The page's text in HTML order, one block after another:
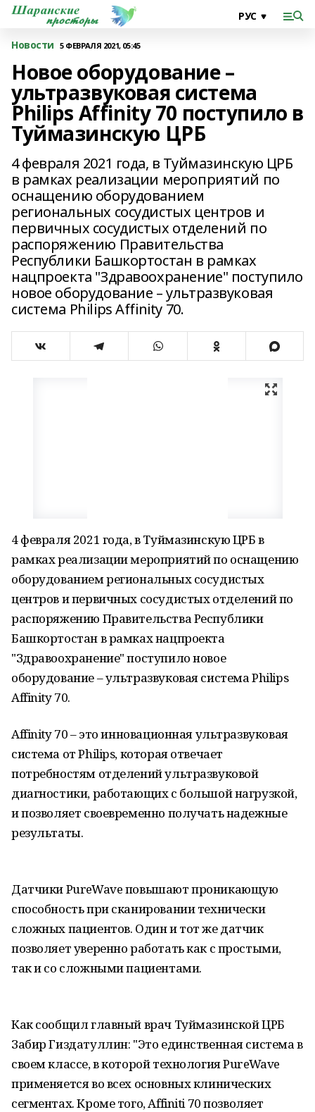
Новости 5 ФЕВРАЛЯ 2021, 05:45
Новое оборудование –
ультразвуковая система
Philips Affinity 70 поступило в
Туймазинскую ЦРБ
4 февраля 2021 года, в Туймазинскую ЦРБ
в рамках реализации мероприятий по
оснащению оборудованием
региональных сосудистых центров и
первичных сосудистых отделений по
распоряжению Правительства
Республики Башкортостан в рамках
нацпроекта "Здравоохранение" поступило
новое оборудование – ультразвуковая
система Philips Affinity 70.
4 февраля 2021 года, в Туймазинскую ЦРБ в
рамках реализации мероприятий по оснащению
оборудованием региональных сосудистых
центров и первичных сосудистых отделений по
распоряжению Правительства Республики
Башкортостан в рамках нацпроекта
"Здравоохранение" поступило новое
оборудование – ультразвуковая система Philips
Affinity 70.
Affinity 70 – это инновационная ультразвуковая
система от Philips, которая отвечает
потребностям отделений ультразвуковой
диагностики, работающих с большой нагрузкой,
и позволяет своевременно получать надежные
результаты.
Датчики PureWave повышают проникающую
способность при сканировании технически
сложных пациентов. Один и тот же датчик
позволяет уверенно работать как с простыми,
так и со сложными пациентами.
Как сообщил главный врач Туймазинской ЦРБ
Забир Гиздатуллин: "Это единственная система в
своем классе, в которой технология PureWave
применяется во всех основных клинических
сегментах. Кроме того, Affiniti 70 позволяет